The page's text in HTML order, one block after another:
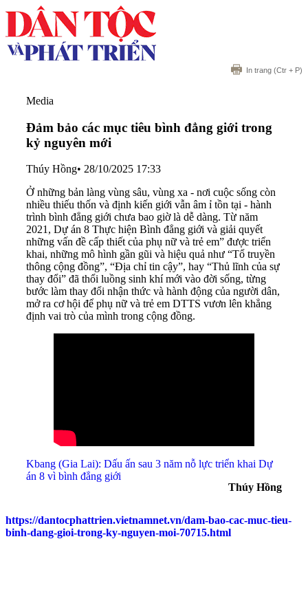
In trang (Ctr + P)
Media
Đảm bảo các mục tiêu bình đẳng giới trong
kỷ nguyên mới
Thúy Hồng• 28/10/2025 17:33
Ở những bản làng vùng sâu, vùng xa - nơi cuộc sống còn
nhiều thiếu thốn và định kiến giới vẫn âm ỉ tồn tại - hành
trình bình đẳng giới chưa bao giờ là dễ dàng. Từ năm
2021, Dự án 8 Thực hiện Bình đẳng giới và giải quyết
những vấn đề cấp thiết của phụ nữ và trẻ em” được triển
khai, những mô hình gần gũi và hiệu quả như “Tổ truyền
thông cộng đồng”, “Địa chỉ tin cậy”, hay “Thủ lĩnh của sự
thay đổi” đã thổi luồng sinh khí mới vào đời sống, từng
bước làm thay đổi nhận thức và hành động của người dân,
mở ra cơ hội để phụ nữ và trẻ em DTTS vươn lên khẳng
định vai trò của mình trong cộng đồng.
Kbang (Gia Lai): Dấu ấn sau 3 năm nỗ lực triển khai Dự
án 8 vì bình đẳng giới
Thúy Hồng
https://dantocphattrien.vietnamnet.vn/dam-bao-cac-muc-tieu-
binh-dang-gioi-trong-ky-nguyen-moi-70715.html